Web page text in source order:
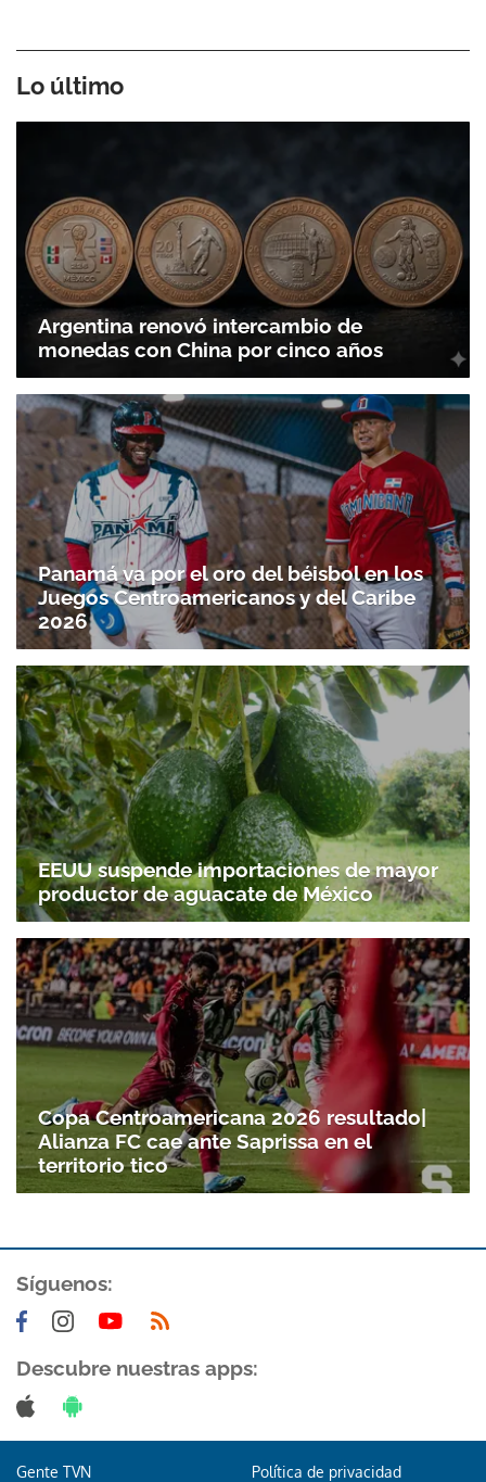
Lo último
Argentina renovó intercambio de
monedas con China por cinco años
Panamá va por el oro del béisbol en los
Juegos Centroamericanos y del Caribe
2026
EEUU suspende importaciones de mayor
productor de aguacate de México
Copa Centroamericana 2026 resultado|
Alianza FC cae ante Saprissa en el
territorio tico
Síguenos:
Descubre nuestras apps:
Gente TVN Política de privacidad